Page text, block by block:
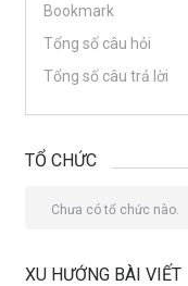
Bookmark
Tổng số câu hỏi
Tổng số câu trả lời
TỔ CHỨC
Chưa có tổ chức nào.
XU HƯỚNG BÀI VIẾT